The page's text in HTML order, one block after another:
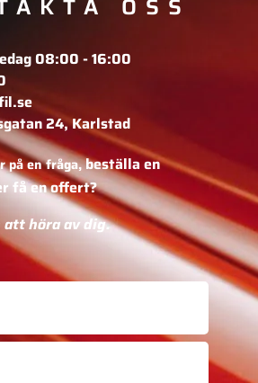
OSS
08:00 - 16:00
24, Karlstad
på en fråga,beställa en
få en offert?
att höra av dig.